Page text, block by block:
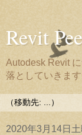
Revit
Autodesk Revit
落としていきます
2020年3月14日土